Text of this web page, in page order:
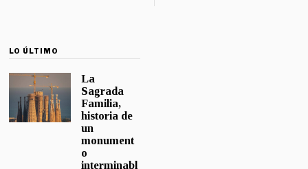
LO ÚLTIMO
La
Sagrada
Familia,
historia de
un
monument
o
interminabl